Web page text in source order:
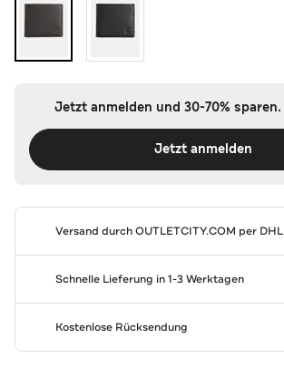
Jetzt anmelden und 30-70% sparen.
Jetzt anmelden
Versand durchOUTLETCITY.COM per DHL
Schnelle Lieferung in 1-3 Werktagen
Kostenlose Rücksendung